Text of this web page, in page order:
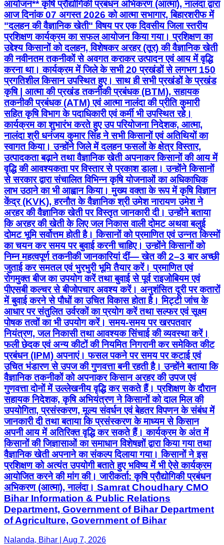
आयोजन** कृषि प्रौद्योगिकी प्रबंधन अभिकरण (आत्मा), नालंदा द्वारा
आज दिनांक 07 अगस्त 2026 को आत्मा सभागार, बिहारशरीफ में
"दलहन की वैज्ञानिक खेती" विषय पर एक दिवसीय जिला स्तरीय
प्रशिक्षण कार्यक्रम का सफल आयोजन किया गया। प्रशिक्षण का
उद्देश्य किसानों को दलहन, विशेषकर अरहर (तूर) की वैज्ञानिक खेती
की नवीनतम तकनीकों से अवगत कराकर उत्पादन एवं आय में वृद्धि
करना था। कार्यक्रम में जिले के सभी 20 प्रखंडों से लगभग 150
प्रगतिशील किसान उपस्थित हुए। साथ ही सभी प्रखंडों के प्रखंड
कृषि | आत्मा की प्रखंड तकनीकी प्रबंधक (BTM), सहायक
तकनीकी प्रबंधक (ATM) एवं आत्मा नालंदा की प्रीति कुमारी
सहित कृषि विभाग के पदाधिकारी एवं कर्मी भी उपस्थित रहे।
कार्यक्रम का शुभारंभ करते हुए उप परियोजना निदेशक, आत्मा,
नालंदा श्री धनंजय कुमार सिंह ने सभी किसानों एवं अतिथियों का
स्वागत किया। उन्होंने जिले में दलहन फसलों के क्षेत्र विस्तार,
उत्पादकता बढ़ाने तथा वैज्ञानिक खेती अपनाकर किसानों की आय में
वृद्धि की आवश्यकता पर विस्तार से प्रकाश डाला। उन्होंने किसानों
से सरकार द्वारा संचालित विभिन्न कृषि योजनाओं का अधिकाधिक
लाभ उठाने का भी आह्वान किया। मुख्य वक्ता के रूप में कृषि विज्ञान
केंद्र (KVK), हरनौत के वैज्ञानिक श्री उमेश नारायण उमेश ने
अरहर की वैज्ञानिक खेती पर विस्तृत जानकारी दी। उन्होंने बताया
कि अरहर की खेती के लिए जल निकास वाली दोमट अथवा बलुई
दोमट भूमि सर्वोत्तम होती है। किसानों को प्रमाणित एवं उन्नत किस्मों
का चयन कर समय पर बुवाई करनी चाहिए। उन्होंने किसानों को
निम्न महत्वपूर्ण तकनीकी जानकारियां दीं— खेत की 2–3 बार अच्छी
जुताई कर समतल एवं भुरभुरी भूमि तैयार करें। प्रमाणित एवं
रोगमुक्त बीज का उपयोग करें तथा बुवाई से पूर्व राइजोबियम एवं
पीएसबी कल्चर से बीजोपचार अवश्य करें। अनुशंसित दूरी पर कतारों
में बुवाई करने से पौधों का उचित विकास होता है। मिट्टी जांच के
आधार पर संतुलित उर्वरकों का प्रयोग करें तथा सल्फर एवं सूक्ष्म
पोषक तत्वों का भी उपयोग करें। समय-समय पर खरपतवार
नियंत्रण, जल निकासी तथा आवश्यक सिंचाई की व्यवस्था करें।
फली छेदक एवं अन्य कीटों की नियमित निगरानी कर समेकित कीट
प्रबंधन (IPM) अपनाएं। फसल पकने पर समय पर कटाई एवं
उचित भंडारण से उपज की गुणवत्ता बनी रहती है। उन्होंने बताया कि
वैज्ञानिक तकनीकों को अपनाकर किसान अरहर की उपज एवं
गुणवत्ता दोनों में उल्लेखनीय वृद्धि कर सकते हैं। प्रशिक्षण के दौरान
सहायक निदेशक, कृषि अभियंत्रण ने किसानों को दाल मिल की
उपयोगिता, प्रसंस्करण, मूल्य संवर्धन एवं बेहतर विपणन के संबंध में
जानकारी दी तथा बताया कि प्रसंस्करण के माध्यम से किसान
अपनी आय में अतिरिक्त वृद्धि कर सकते हैं। कार्यक्रम के अंत में
किसानों की जिज्ञासाओं का समाधान विशेषज्ञों द्वारा किया गया तथा
वैज्ञानिक खेती अपनाने का संकल्प दिलाया गया। किसानों ने इस
प्रशिक्षण को अत्यंत उपयोगी बताते हुए भविष्य में भी ऐसे कार्यक्रम
आयोजित करने की मांग की। जारीकर्ता: कृषि प्रौद्योगिकी प्रबंधन
अभिकरण (आत्मा), नालंदा। Samrat Choudhary CMO
Bihar Information & Public Relations
Department, Government of Bihar Department
of Agriculture, Government of Bihar
Nalanda, Bihar | Aug 7, 2026